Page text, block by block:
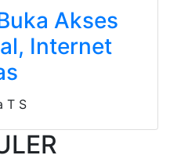
Akses
Internet
T S